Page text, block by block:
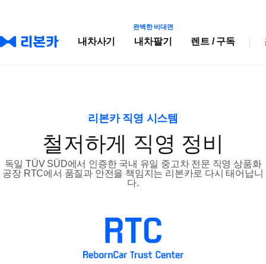
내차사기
완벽한 비대면
내차팔기 렌트 / 구독
리본카 직영 시스템
철저하게 직영 정비
독일 TÜV SÜD에서 인증한 국내 유일 중고차 전문 직영 상품화
공장 RTC에서 품질과 안전을 책임지는 리본카로 다시 태어납니
다.